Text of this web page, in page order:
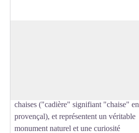
chaises ("cadière" signifiant "chaise" en
provençal), et représentent un véritable
monument naturel et une curiosité